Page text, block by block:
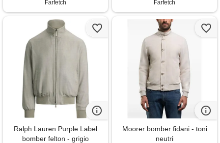
Farfetch
Farfetch
Ralph Lauren Purple Label
bomber felton - grigio
Moorer bomber fidani - toni
neutri